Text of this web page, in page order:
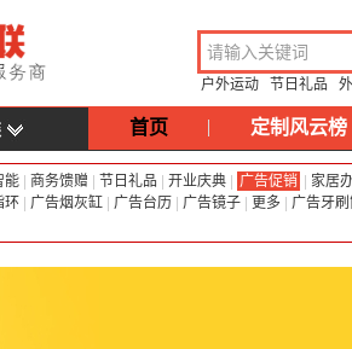
户外运动 节日礼品
首页 定制风云榜
能 商务馈赠 节日礼品 开业庆典 广告促销 家居
环 广告烟灰缸 广告台历 广告镜子 更多 广告牙刷